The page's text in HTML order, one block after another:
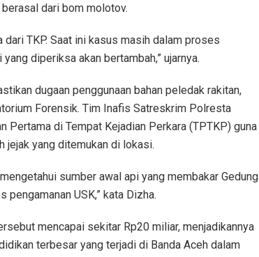
dari bom molotov.
TKP. Saat ini kasus masih dalam proses
diperiksa akan bertambah,” ujarnya.
dugaan penggunaan bahan peledak rakitan,
Forensik. Tim Inafis Satreskrim Polresta
Pertama di Tempat Kejadian Perkara (TPTKP) guna
jejak yang ditemukan di lokasi.
sumber awal api yang membakar Gedung
USK,” kata Dizha.
mencapai sekitar Rp20 miliar, menjadikannya
terbesar yang terjadi di Banda Aceh dalam